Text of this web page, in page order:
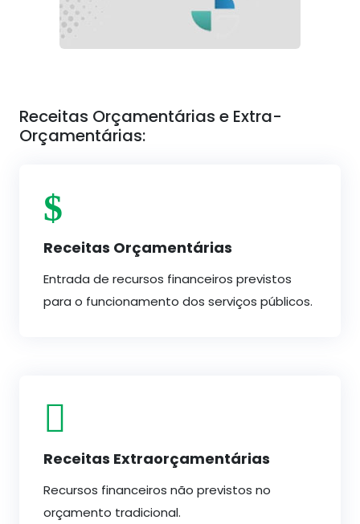
Receitas Orçamentárias e Extra-
Orçamentárias:
Receitas Orçamentárias
Entrada de recursos financeiros previstos
para o funcionamento dos serviços públicos.
Receitas Extraorçamentárias
Recursos financeiros não previstos no
orçamento tradicional.